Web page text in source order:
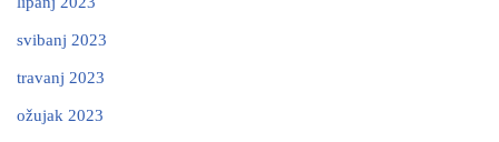
svibanj 2023
travanj 2023
ožujak 2023